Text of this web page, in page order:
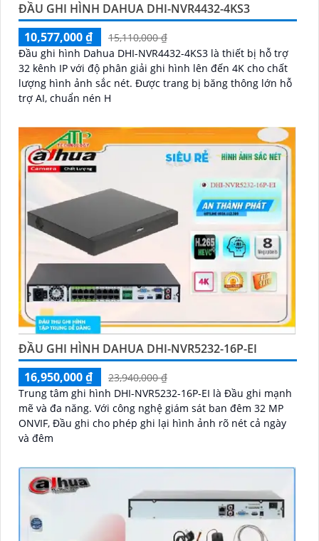
ĐẦU GHI HÌNH DAHUA DHI-NVR4432-4KS3
10,577,000 ₫
15,110,000 ₫
Đầu ghi hình Dahua DHI-NVR4432-4KS3 là thiết bị hỗ trợ
32 kênh IP với độ phân giải ghi hình lên đến 4K cho chất
lượng hình ảnh sắc nét. Được trang bị băng thông lớn hỗ
trợ AI, chuẩn nén H
ĐẦU GHI HÌNH DAHUA DHI-NVR5232-16P-EI
16,950,000 ₫
23,940,000 ₫
Trung tâm ghi hình DHI-NVR5232-16P-EI là Đầu ghi mạnh
mẽ và đa năng. Với công nghệ giám sát ban đêm 32 MP
ONVIF, Đầu ghi cho phép ghi lại hình ảnh rõ nét cả ngày
và đêm